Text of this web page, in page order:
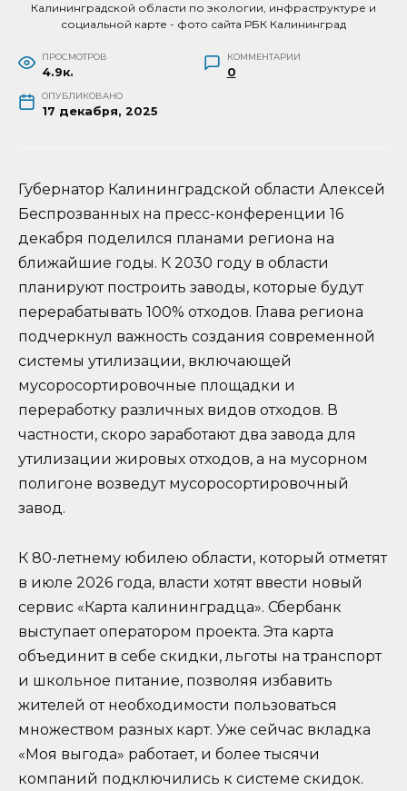
Калининградской области по экологии, инфраструктуре и
социальной карте - фото сайта РБК Калининград
ПРОСМОТРОВ
4.9к.
КОММЕНТАРИИ
0
ОПУБЛИКОВАНО
17 декабря, 2025
Губернатор Калининградской области Алексей
Беспрозванных на пресс-конференции 16
декабря поделился планами региона на
ближайшие годы. К 2030 году в области
планируют построить заводы, которые будут
перерабатывать 100% отходов. Глава региона
подчеркнул важность создания современной
системы утилизации, включающей
мусоросортировочные площадки и
переработку различных видов отходов. В
частности, скоро заработают два завода для
утилизации жировых отходов, а на мусорном
полигоне возведут мусоросортировочный
завод.
К 80-летнему юбилею области, который отметят
в июле 2026 года, власти хотят ввести новый
сервис «Карта калининградца». Сбербанк
выступает оператором проекта. Эта карта
объединит в себе скидки, льготы на транспорт
и школьное питание, позволяя избавить
жителей от необходимости пользоваться
множеством разных карт. Уже сейчас вкладка
«Моя выгода» работает, и более тысячи
компаний подключились к системе скидок.